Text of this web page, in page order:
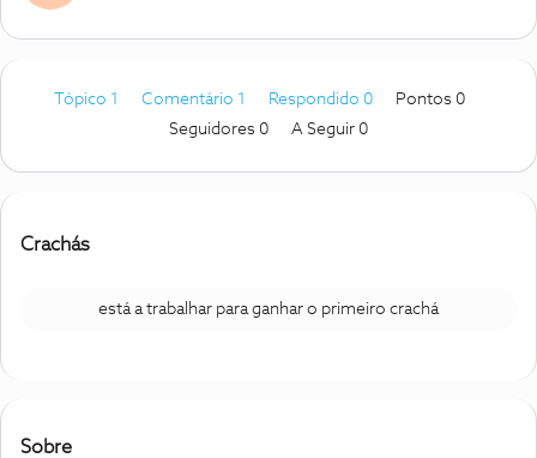
Tópico 1 Comentário 1 Respondido 0
Pontos 0
Seguidores 0 A Seguir 0
Crachás
está a trabalhar para ganhar o primeiro crachá
Sobre